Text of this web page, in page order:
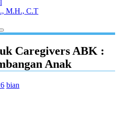
M.H., C.T
Caregivers ABK :
Anak
bian